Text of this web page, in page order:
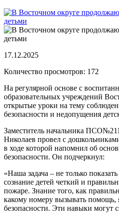
17.12.2025
Количество просмотров: 172
На регулярной основе с
образовательных учреждений
открытые уроки на тему
безопасности и недопущения
Заместитель начальника
Николаев провел с
в ходе которой напомнил об
безопасности. Он подчеркнул:
«Наша задача – не только
сознание детей четкий и
пожаре. Знание того, как
какому номеру вызывать помощь,
безопасности. Эти навыки могут